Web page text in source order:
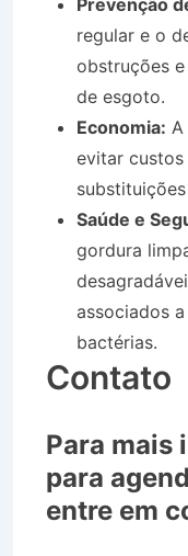
regular e o
obstruções
de esgoto.
Economia:
evitar
Saúde e
gordura
associados
bactérias.
Contato
Para mais
para
entre em